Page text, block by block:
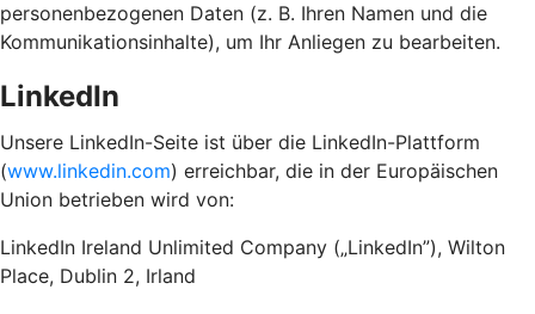
personenbezogenen Daten (z. B. Ihren Namen und die
Kommunikationsinhalte), um Ihr Anliegen zu bearbeiten.
LinkedIn
Unsere LinkedIn-Seite ist über die LinkedIn-Plattform
(www.linkedin.com) erreichbar, die in der Europäischen
Union betrieben wird von:
LinkedIn Ireland Unlimited Company („LinkedIn”), Wilton
Place, Dublin 2, Irland